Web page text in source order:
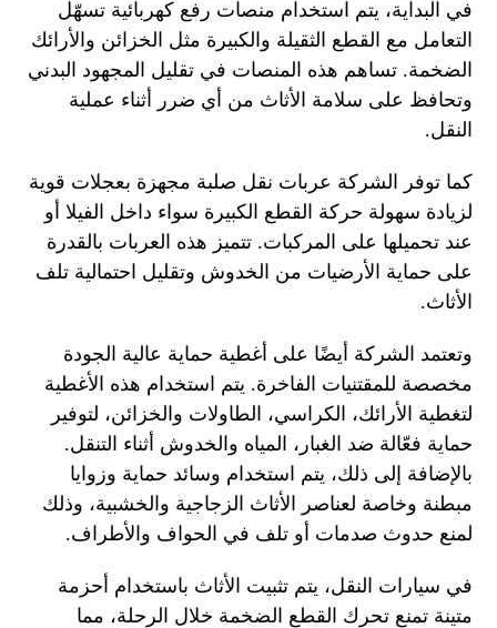
في البداية، يتم استخدام منصات رفع كهربائية تسهّل
التعامل مع القطع الثقيلة والكبيرة مثل الخزائن والأرائك
الضخمة. تساهم هذه المنصات في تقليل المجهود البدني
وتحافظ على سلامة الأثاث من أي ضرر أثناء عملية
النقل.
كما توفر الشركة عربات نقل صلبة مجهزة بعجلات قوية
لزيادة سهولة حركة القطع الكبيرة سواء داخل الفيلا أو
عند تحميلها على المركبات. تتميز هذه العربات بالقدرة
على حماية الأرضيات من الخدوش وتقليل احتمالية تلف
الأثاث.
وتعتمد الشركة أيضًا على أغطية حماية عالية الجودة
مخصصة للمقتنيات الفاخرة. يتم استخدام هذه الأغطية
لتغطية الأرائك، الكراسي، الطاولات والخزائن، لتوفير
حماية فعّالة ضد الغبار، المياه والخدوش أثناء التنقل.
بالإضافة إلى ذلك، يتم استخدام وسائد حماية وزوايا
مبطنة وخاصة لعناصر الأثاث الزجاجية والخشبية، وذلك
لمنع حدوث صدمات أو تلف في الحواف والأطراف.
في سيارات النقل، يتم تثبيت الأثاث باستخدام أحزمة
متينة تمنع تحرك القطع الضخمة خلال الرحلة، مما